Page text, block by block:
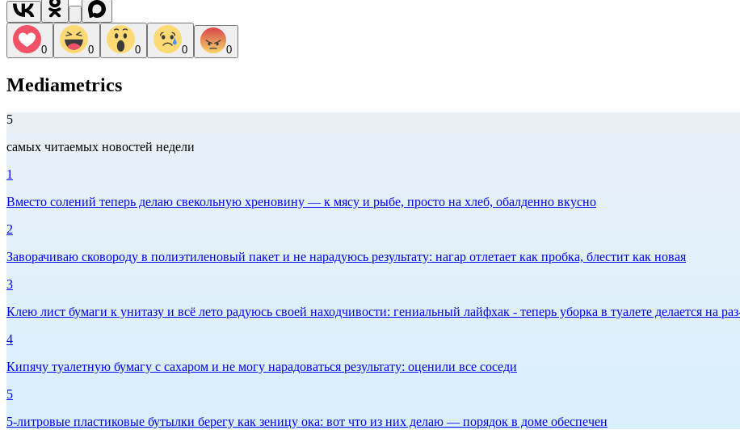
0 0 0 0 0
Mediametrics
5
самых читаемых новостей недели
1
Вместо солений теперь делаю свекольную хреновину — к мясу и рыбе, просто на хлеб, обалденно вкусно
2
Заворачиваю сковороду в полиэтиленовый пакет и не нарадуюсь результату: нагар отлетает как пробка, блестит как новая
3
Клею лист бумаги к унитазу и всё лето радуюсь своей находчивости: гениальный лайфхак - теперь уборка в туалете делается на
4
Кипячу туалетную бумагу с сахаром и не могу нарадоваться результату: оценили все соседи
5
5-литровые пластиковые бутылки берегу как зеницу ока: вот что из них делаю — порядок в доме обеспечен